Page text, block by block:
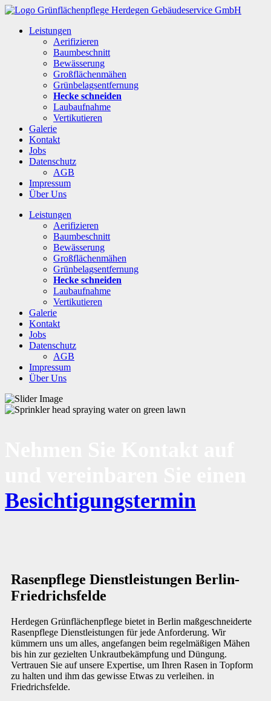
Leistungen
Aerifizieren
Baumbeschnitt
Bewässerung
Großflächenmähen
Grünbelagsentfernung
Hecke schneiden
Laubaufnahme
Vertikutieren
Galerie
Kontakt
Jobs
Datenschutz
AGB
Impressum
Über Uns
Leistungen
Aerifizieren
Baumbeschnitt
Bewässerung
Großflächenmähen
Grünbelagsentfernung
Hecke schneiden
Laubaufnahme
Vertikutieren
Galerie
Kontakt
Jobs
Datenschutz
AGB
Impressum
Über Uns
Besichtigungstermin
Rasenpflege Dienstleistungen Berlin-
Friedrichsfelde
Herdegen Grünflächenpflege bietet in Berlin maßgeschneiderte
Rasenpflege Dienstleistungen für jede Anforderung. Wir
kümmern uns um alles, angefangen beim regelmäßigen Mähen
bis hin zur gezielten Unkrautbekämpfung und Düngung.
Vertrauen Sie auf unsere Expertise, um Ihren Rasen in Topform
zu halten und ihm das gewisse Etwas zu verleihen. in
Friedrichsfelde.